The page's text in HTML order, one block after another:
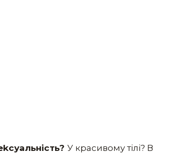
У красивому тілі? В